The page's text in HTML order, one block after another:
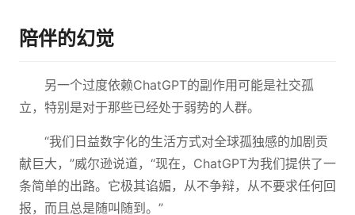
陪伴的幻觉
另一个过度依赖ChatGPT的副作用可能是社交孤
立，特别是对于那些已经处于弱势的人群。
“我们日益数字化的生活方式对全球孤独感的加剧贡
献巨大，”威尔逊说道，“现在，ChatGPT为我们提供了一
条简单的出路。它极其谄媚，从不争辩，从不要求任何回
报，而且总是随叫随到。”